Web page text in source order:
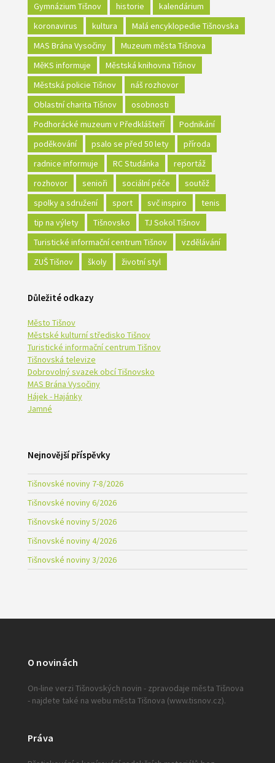
Gymnázium Tišnov
historie
kalendárium
koronavirus
kultura
Malá encyklopedie Tišnovska
MAS Brána Vysočiny
Muzeum města Tišnova
MěKS informuje
Městská knihovna Tišnov
Městská policie Tišnov
náš rozhovor
Oblastní charita Tišnov
osobnosti
Podhorácké muzeum v Předklášteří
Podnikání
poděkování
psalo se před 50 lety
příroda
radnice informuje
RC Studánka
reportáž
rozhovor
senioři sociální péče
soutěž
spolky a sdružení
sport svč inspiro
tenis
tip na výlety
Tišnovsko
TJ Sokol Tišnov
Turistické informační centrum Tišnov
vzdělávání
ZUŠ Tišnov
školy životní styl
Důležité odkazy
Město Tišnov
Městské kulturní středisko Tišnov
Turistické informační centrum Tišnov
Tišnovská televize
Dobrovolný svazek obcí Tišnovsko
MAS Brána Vysočiny
Hájek - Hajánky
Jamné
Nejnovější příspěvky
Tišnovské noviny 7-8/2026
Tišnovské noviny 6/2026
Tišnovské noviny 5/2026
Tišnovské noviny 4/2026
Tišnovské noviny 3/2026
O novinách
On-line verzi Tišnovských novin - zpravodaje města Tišnova
- najdete také na webu města Tišnova (www.tisnov.cz).
Práva